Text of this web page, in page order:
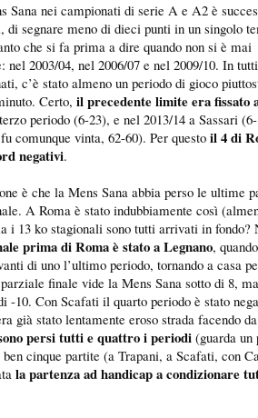
nei campionati di serie A e A2 è
di segnare meno di dieci punti in un singolo
che si fa prima a dire quando non si è mai
nel 2003/04, nel 2006/07 e nel 2009/10. In
c’è stato almeno un periodo di gioco
Certo, il precedente limite era fissato
periodo (6-23), e nel 2013/14 a Sassari
comunque vinta, 62-60). Per questo il 4 di
negativi.
è che la Mens Sana abbia perso le ultime
A Roma è stato indubbiamente così
i 13 ko stagionali sono tutti arrivati in fondo?
prima di Roma è stato a Legnano, quando
di uno l’ultimo periodo, tornando a casa
finale vide la Mens Sana sotto di 8, ma
-10. Con Scafati il quarto periodo è stato
già stato lentamente eroso strada facendo da
persi tutti e quattro i periodi(guarda un
cinque partite (a Trapani, a Scafati, con
la partenza ad handicap a condizionare